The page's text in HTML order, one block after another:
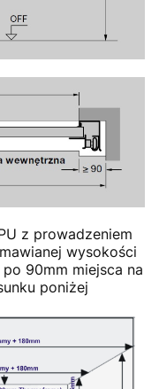
z prowadzeniem
wysokości
90mm miejsca na
poniżej